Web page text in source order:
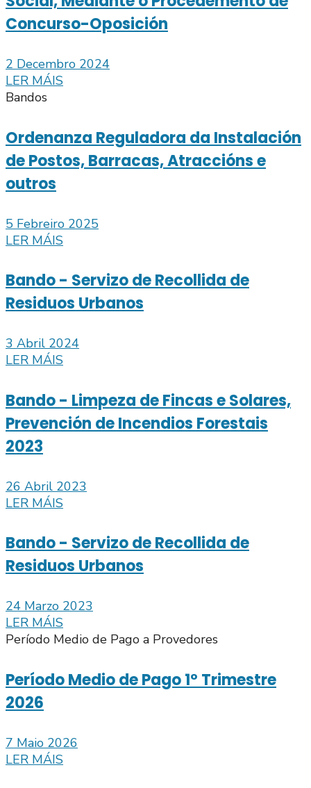
Concurso-Oposición
2 Decembro 2024
LER MÁIS
Bandos
Ordenanza Reguladora da Instalación
de Postos, Barracas, Atraccións e
outros
5 Febreiro 2025
LER MÁIS
Bando - Servizo de Recollida de
Residuos Urbanos
3 Abril 2024
LER MÁIS
Bando - Limpeza de Fincas e Solares,
Prevención de Incendios Forestais
2023
26 Abril 2023
LER MÁIS
Bando - Servizo de Recollida de
Residuos Urbanos
24 Marzo 2023
LER MÁIS
Período Medio de Pago a Provedores
Período Medio de Pago 1º Trimestre
2026
7 Maio 2026
LER MÁIS